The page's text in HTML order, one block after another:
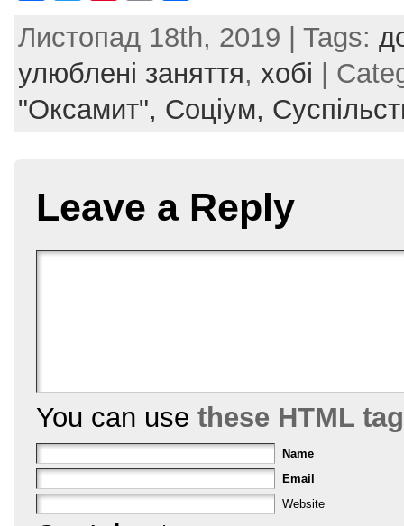
c
e
b
itt
er
er
e
st
ai
l
ar
e
Листопад 18th, 2019 | Tags:
улюблені заняття, хобі |
"Оксамит", Соціум,
Leave a Reply
You can use these HTML
Name
Email
Website